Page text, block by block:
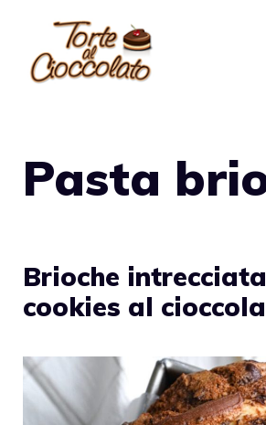
contenuto
Pasta
Brioche
cookies al